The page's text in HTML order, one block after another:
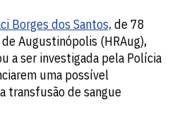
Borges dos Santos,de 78
Augustinópolis (HRAug),
a ser investigada pela Polícia
uma possível
transfusão de sangue